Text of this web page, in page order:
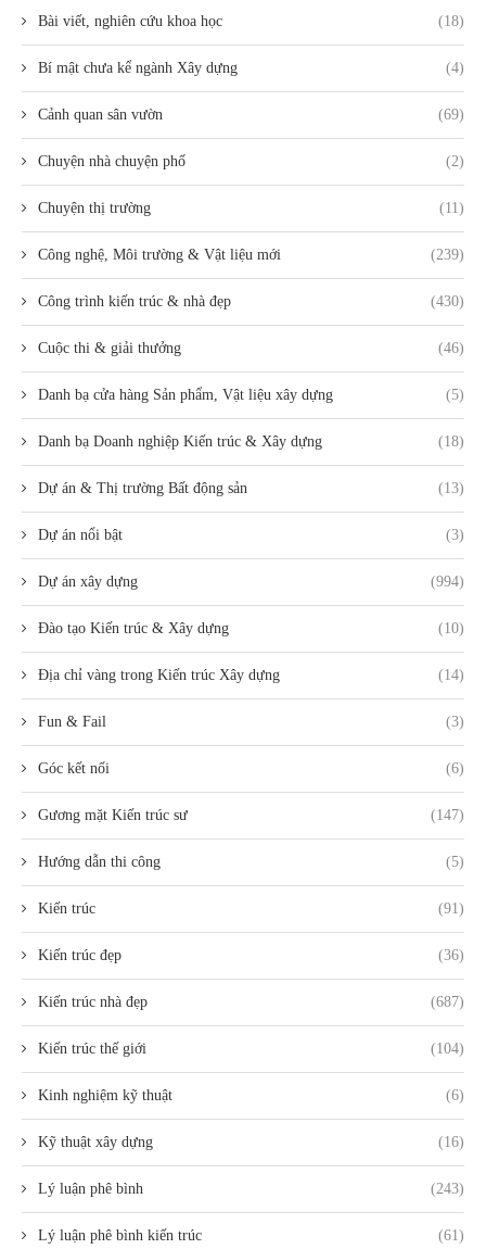
Bài viết, nghiên cứu khoa học (18)
Bí mật chưa kể ngành Xây dựng (4)
Cảnh quan sân vườn (69)
Chuyện nhà chuyện phố (2)
Chuyện thị trường (11)
Công nghệ, Môi trường & Vật liệu mới (239)
Công trình kiến trúc & nhà đẹp (430)
Cuộc thi & giải thưởng (46)
Danh bạ cửa hàng Sản phẩm, Vật liệu xây dựng (5)
Danh bạ Doanh nghiệp Kiến trúc & Xây dựng (18)
Dự án & Thị trường Bất động sản (13)
Dự án nổi bật (3)
Dự án xây dựng (994)
Đào tạo Kiến trúc & Xây dựng (10)
Địa chỉ vàng trong Kiến trúc Xây dựng (14)
Fun & Fail (3)
Góc kết nối (6)
Gương mặt Kiến trúc sư (147)
Hướng dẫn thi công (5)
Kiến trúc (91)
Kiến trúc đẹp (36)
Kiến trúc nhà đẹp (687)
Kiến trúc thế giới (104)
Kinh nghiệm kỹ thuật (6)
Kỹ thuật xây dựng (16)
Lý luận phê bình (243)
Lý luận phê bình kiến trúc (61)